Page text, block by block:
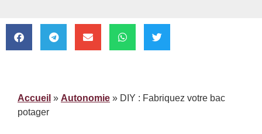
Accueil » Autonomie » DIY : Fabriquez votre bac
potager